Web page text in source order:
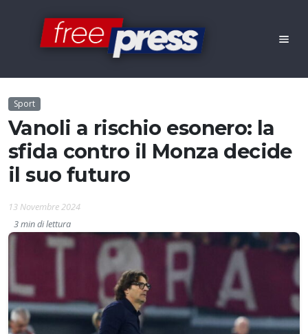
Sport
Vanoli a rischio esonero: la
sfida contro il Monza decide
il suo futuro
13 Novembre 2024
3 min di lettura